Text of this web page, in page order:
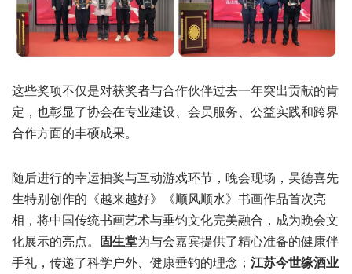
这些奖项不仅是对获奖者与合作伙伴过去一年突出贡献的肯
定，也彰显了协会在专业建设、会员服务、公益实践和跨界
合作方面的丰硕成果。
随后进行的幸运抽奖与互动游戏环节，晚会现场，吴德喜先
生特别创作的《越来越好》《顺风顺水》书画作品首次亮
相，将中国传统书画艺术与垂钓文化完美融合，成为晚会文
化展示的亮点。
固生堂为与会嘉宾提供了精心准备的健康伴
手礼，传递了科学户外、健康垂钓的理念； 江苏今世缘酒业